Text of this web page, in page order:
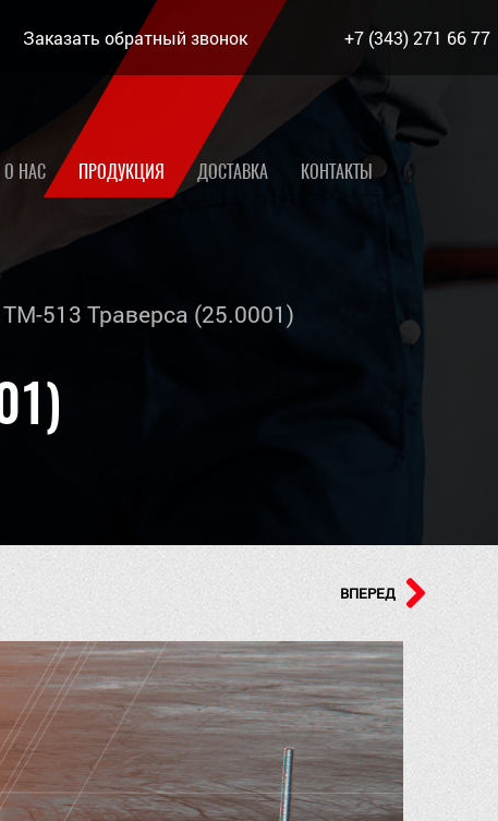
Заказать обратный звонок +7 (343) 271 66 77
О НАС ПРОДУКЦИЯ ДОСТАВКА КОНТАКТЫ
ТМ-513 Траверса (25.0001)
ВПЕРЕД